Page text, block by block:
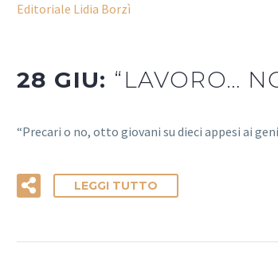
Editoriale Lidia Borzì
28 GIU: “LAVORO…
“Precari o no, otto giovani su dieci appesi ai
LEGGI TUTTO